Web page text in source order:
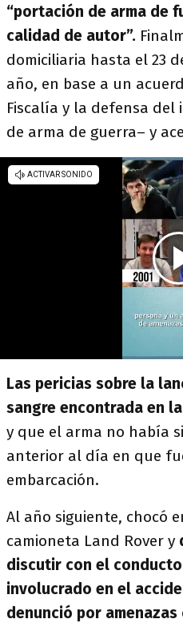
“portación de arma de
calidad de autor”.
domiciliaria hasta el 23
año, en base a un
Fiscalía y la defensa
de arma de guerra– y
Las pericias sobre la
sangre encontrada en
y que el arma no había
anterior al día en que
embarcación.
Al año siguiente, chocó
camioneta Land Rover y
discutir con el
involucrado en el
denunció por